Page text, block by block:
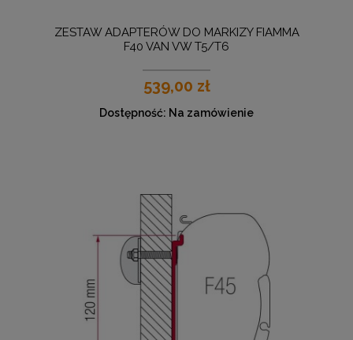
ZESTAW ADAPTERÓW DO MARKIZY FIAMMA
F40 VAN VW T5/T6
539,00 zł
Dostępność: Na zamówienie